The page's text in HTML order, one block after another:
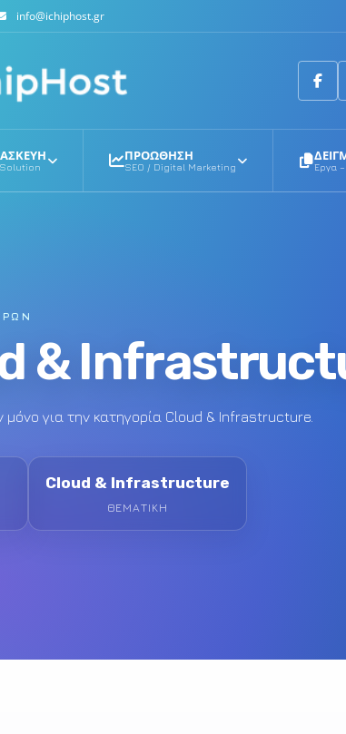
info@ichiphost.gr
ΠΡΟΩΘΗΣΗ
SEO / Digital Marketing Έργα
&
για την κατηγορία Cloud & Infrastructure.
Cloud & Infrastructure
ΘΕΜΑΤΙΚΉ